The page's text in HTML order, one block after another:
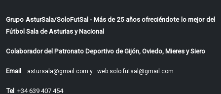
Grupo AsturSala/SoloFutSal - Más de 25 años ofreciéndote lo mejor del
Fútbol Sala de Asturias y Nacional
Colaborador del Patronato Deportivo de Gijón, Oviedo, Mieres y Siero
Email : astursala@gmail.com y web.solo.futsal@gmail.com
Tel : +34 639 407 454